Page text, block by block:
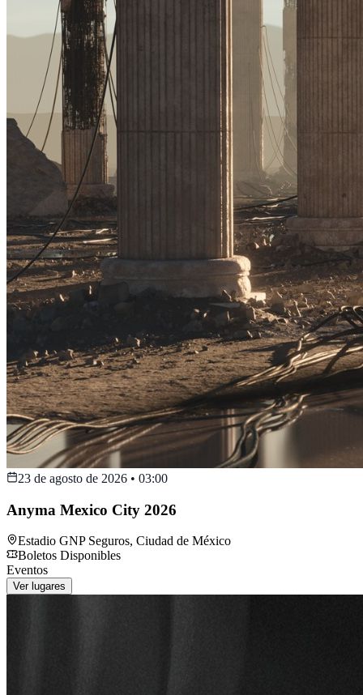
23 de agosto de 2026 • 03:00
Anyma Mexico City 2026
Estadio GNP Seguros, Ciudad de México
Boletos Disponibles
Eventos
Ver lugares